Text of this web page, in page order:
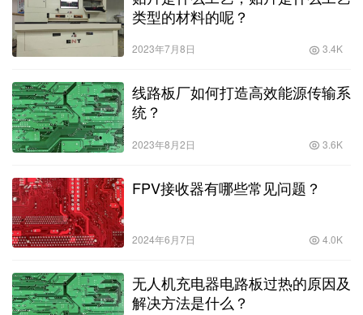
类型的材料的呢？
2023年7月8日 3.4K
线路板厂如何打造高效能源传输系
统？
2023年8月2日 3.6K
FPV接收器有哪些常见问题？
2024年6月7日 4.0K
无人机充电器电路板过热的原因及
解决方法是什么？